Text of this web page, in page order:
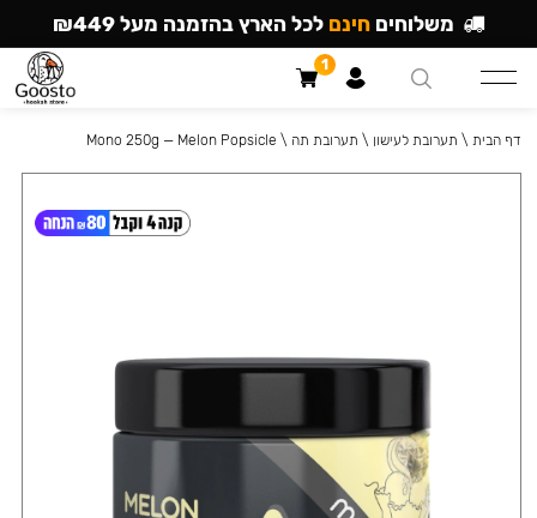
דף הבית \ תערובת לעישון \ תערובת תה \
Mono 250g — Melon Popsicle
משלוחים חינם לכל הארץ בהזמנה מעל ₪449
1